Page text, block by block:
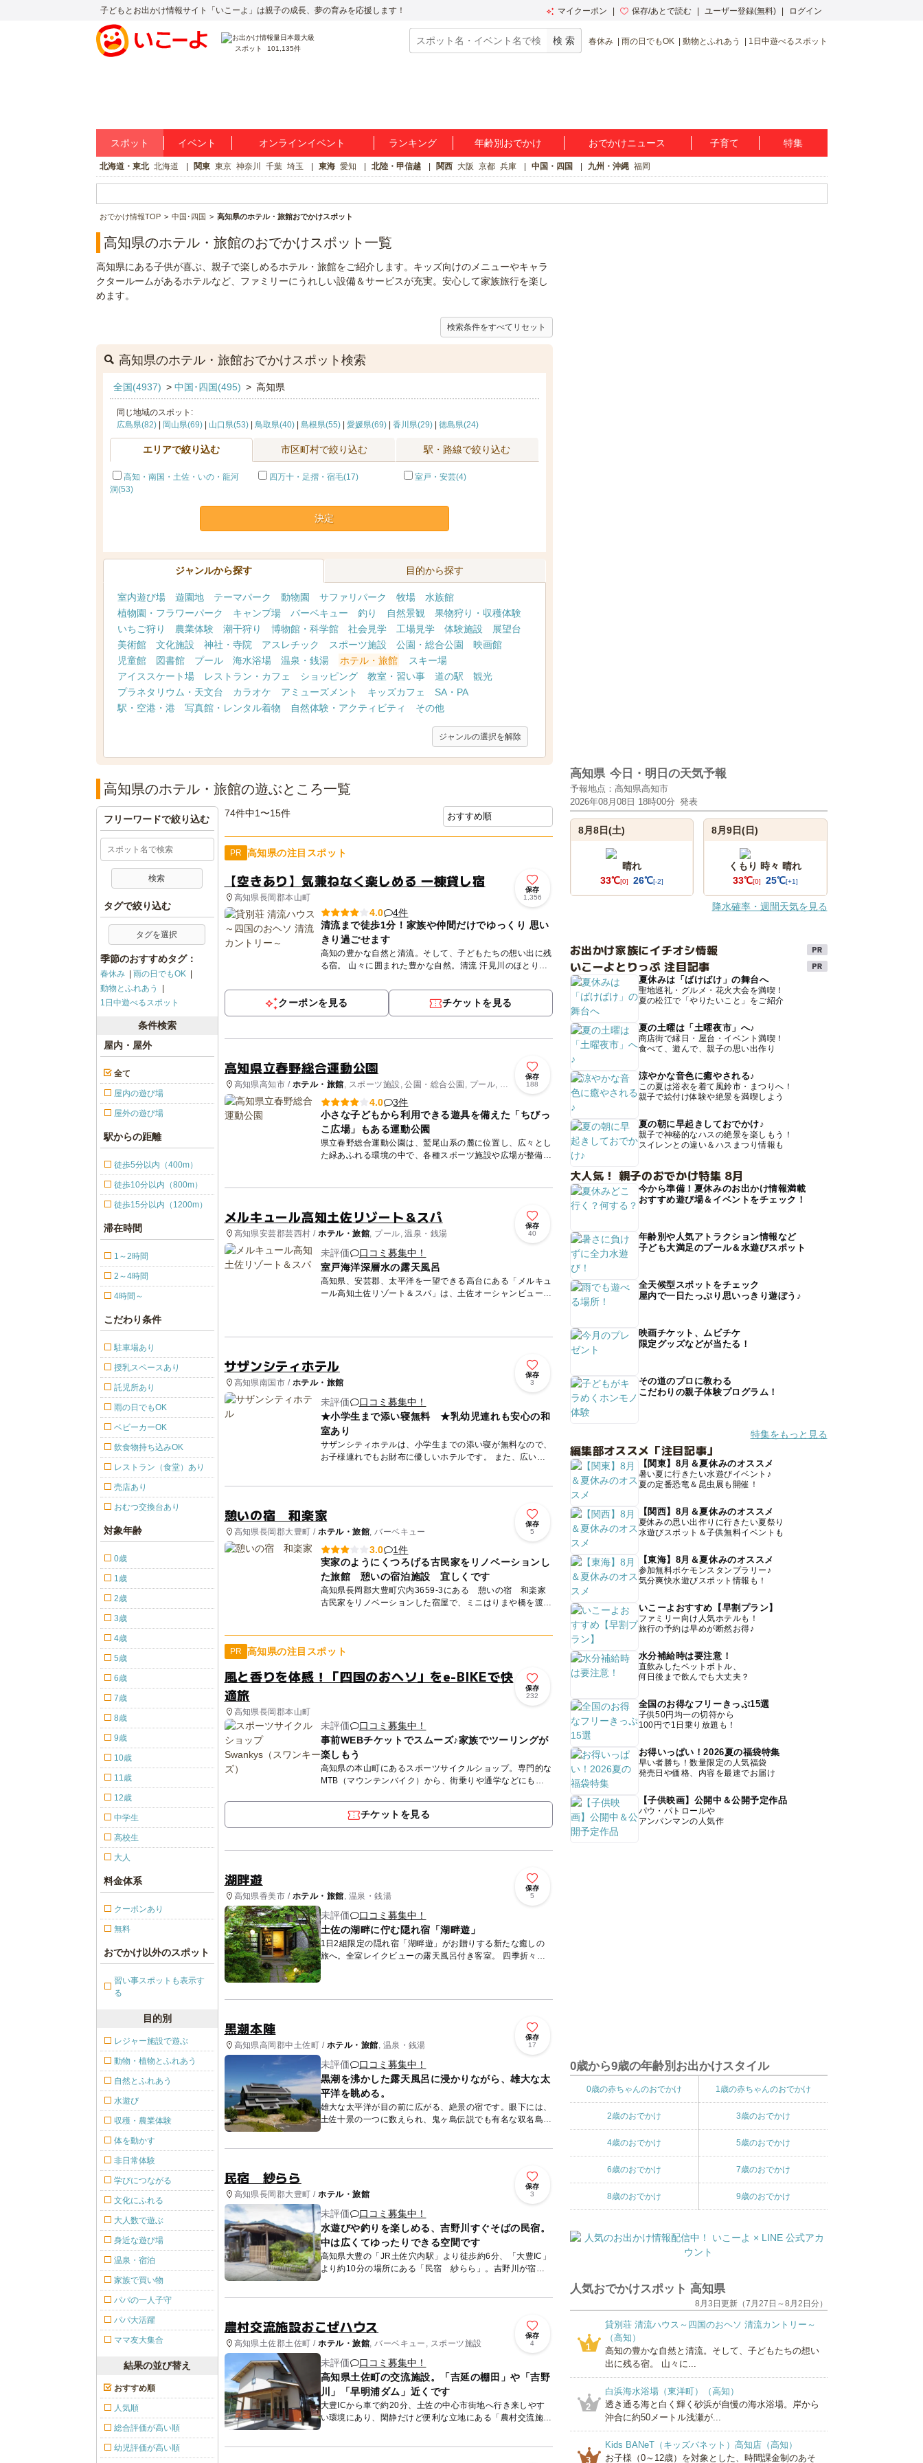
子どもとお出かけ情報サイト「いこーよ」は親子の成長、夢の育みを応援します！ マイクーポン 保存/あとで読む ユーザー登録(無料) ログイン
スポット 101,135件
春休み 雨の日でもOK 動物とふれあう 1日中遊べるスポット
スポット イベント オンラインイベント ランキング 年齢別おでかけ おでかけニュース 子育て 特集
北海道・東北 北海道 関東 東京 神奈川 千葉 埼玉 東海 愛知 北陸・甲信越 関西 大阪 京都 兵庫 中国・四国 九州・沖縄 福岡
おでかけ情報TOP 中国･四国 高知県のホテル・旅館おでかけスポット
高知県のホテル・旅館のおでかけスポット一覧
高知県にある子供が喜ぶ、親子で楽しめるホテル・旅館をご紹介します。キッズ向けのメニューやキャラ
クタールームがあるホテルなど、ファミリーにうれしい設備＆サービスが充実。安心して家族旅行を楽し
めます。
検索条件をすべてリセット
高知県のホテル・旅館おでかけスポット検索
全国(4937) > 中国･四国(495) > 高知県
同じ地域のスポット:
広島県(82)| 岡山県(69)| 山口県(53)| 鳥取県(40)| 島根県(55)| 愛媛県(69)| 香川県(29)| 徳島県(24)
エリアで絞り込む 市区町村で絞り込む 駅・路線で絞り込む
高知・南国・土佐・いの・龍河
洞(53)
四万十・足摺・宿毛(17) 室戸・安芸(4)
決定
ジャンルから探す 目的から探す
室内遊び場 遊園地 テーマパーク 動物園 サファリパーク 牧場
水族館
植物園・フラワーパーク
キャンプ場 バーベキュー 釣り 自然景観
果物狩り・収穫体験
いちご狩り
農業体験 潮干狩り 博物館・科学館 社会見学 工場見学 体験施設
展望台
美術館
文化施設 神社・寺院 アスレチック スポーツ施設 公園・総合公園
映画館
児童館
図書館 プール 海水浴場 温泉・銭湯 ホテル・旅館
スキー場
アイススケート場
レストラン・カフェ ショッピング 教室・習い事 道の駅
観光
プラネタリウム・天文台
カラオケ アミューズメント キッズカフェ
SA・PA
駅・空港・港
写真館・レンタル着物 自然体験・アクティビティ その他
ジャンルの選択を解除
高知県のホテル・旅館の遊ぶところ一覧
74件中1〜15件
PR 高知県の注目スポット
【空きあり】気兼ねなく楽しめる 一棟貸し宿
高知県長岡郡本山町
保存
1,356
4.0
4件
清流まで徒歩1分！家族や仲間だけでゆっくり 思い
きり過ごせます
高知の豊かな自然と清流。そして、子どもたちの想い出に残
る宿。 山々に囲まれた豊かな自然。清流 汗見川のほとり。
つな...
クーポンを見る チケットを見る
高知県立春野総合運動公園
高知県高知市 / ホテル・旅館 , スポーツ施設, 公園・総合公園, プール, 教
室・習い事
保存
188
4.0
3件
小さな子どもから利用できる遊具を備えた「ちびっ
こ広場」もある運動公園
県立春野総合運動公園は、鷲尾山系の麓に位置し、広々とし
た緑あふれる環境の中で、各種スポーツ施設や広場が整備さ
メルキュール高知土佐リゾート＆スパ
高知県安芸郡芸西村 /ホテル・旅館 , プール, 温泉・銭湯
保存
40
未評価
口コミ募集中！
室戸海洋深層水の露天風呂
高知県、安芸郡、太平洋を一望できる高台にある「メルキュ
ール高知土佐リゾート＆スパ」は、土佐オーシャンビューリ
サザンシティホテル
高知県南国市 / ホテル・旅館
保存
3
未評価
口コミ募集中！
★小学生まで添い寝無料 ★乳幼児連れも安心の和
室あり
サザンシティホテルは、小学生までの添い寝が無料なので、
お子様連れでもお財布に優しいホテルです。 また、広い和
憩いの宿 和楽家
高知県長岡郡大豊町 /ホテル・旅館 , バーベキュー
保存
5
3.0
1件
実家のようにくつろげる古民家をリノベーションし
た旅館 憩いの宿泊施設 宜しくです
高知県長岡郡大豊町穴内3659-3にある 憩いの宿 和楽家
古民家をリノベーションした宿屋で、ミニはりまや橋を渡っ
PR 高知県の注目スポット
風と香りを体感！「四国のおヘソ」をe-BIKEで快
適旅
高知県長岡郡本山町
保存
232
未評価
口コミ募集中！
事前WEBチケットでスムーズ♪家族でツーリングが
楽しもう
高知県の本山町にあるスポーツサイクルショップ。専門的な
MTB（マウンテンバイク）から、街乗りや通学などにも人
チケットを見る
湖畔遊
高知県香美市 / ホテル・旅館 , 温泉・銭湯
保存
5
未評価
口コミ募集中！
土佐の湖畔に佇む隠れ宿「湖畔遊」
1日2組限定の隠れ宿「湖畔遊」がお贈りする新たな癒しの
旅へ。全室レイクビューの露天風呂付き客室。 四季折々に
表情を変える土佐の湖畔を望み、ミネラル豊富な自家源泉を
かけ流...
黒潮本陣
高知県高岡郡中土佐町 / ホテル・旅館 , 温泉・銭湯
保存
17
未評価
口コミ募集中！
黒潮を沸かした露天風呂に浸かりながら、雄大な太
平洋を眺める。
雄大な太平洋が目の前に広がる、絶景の宿です。眼下には、
土佐十景の一つに数えられ、鬼ヶ島伝説でも有名な双名島も
一望できます。全客室から太平洋が見えます。露天風呂や館
民宿 紗らら
高知県長岡郡大豊町 /ホテル・旅館
保存
3
未評価
口コミ募集中！
水遊びや釣りを楽しめる、吉野川すぐそばの民宿。
中は広くてゆったりできる空間です
高知県大豊の「JR土佐穴内駅」より徒歩約6分、「大豊IC」
より約10分の場所にある「民宿 紗らら」。吉野川が宿の
近くにあり、まるでプライベートリバーのように川遊びを楽
農村交流施設おこぜハウス
高知県土佐郡土佐町 /ホテル・旅館 , バーベキュー, スポーツ施設
保存
4
未評価
口コミ募集中！
高知県土佐町の交流施設。「吉延の棚田」や「吉野
川」「早明浦ダム」近くです
大豊ICから車で約20分、土佐の中心市街地へ行き来しやす
い環境にあり、閑静だけど便利な立地にある「農村交流施設
おこぜハウス」。都市と農村の交流などを目的とした施設で
フリーワードで絞り込む
タグで絞り込む
タグを選択
季節のおすすめタグ：
春休み
雨の日でもOK
動物とふれあう
1日中遊べるスポット
条件検索
屋内・屋外
全て
屋内の遊び場
屋外の遊び場
駅からの距離
徒歩5分以内（400m）
徒歩10分以内（800m）
徒歩15分以内（1200m）
滞在時間
1～2時間
2～4時間
4時間～
こだわり条件
駐車場あり
授乳スペースあり
託児所あり
雨の日でもOK
ベビーカーOK
飲食物持ち込みOK
レストラン（食堂）あり
売店あり
おむつ交換台あり
対象年齢
0歳
1歳
2歳
3歳
4歳
5歳
6歳
7歳
8歳
9歳
10歳
11歳
12歳
中学生
高校生
大人
料金体系
クーポンあり
無料
おでかけ以外のスポット
習い事スポットも表示す
る
目的別
レジャー施設で遊ぶ
動物・植物とふれあう
自然とふれあう
水遊び
収穫・農業体験
体を動かす
非日常体験
学びにつながる
文化にふれる
大人数で遊ぶ
身近な遊び場
温泉・宿泊
家族で買い物
パパの一人子守
パパ大活躍
ママ友大集合
結果の並び替え
おすすめ順
人気順
総合評価が高い順
幼児評価が高い順
高知県 今日・明日の天気予報
予報地点：高知県高知市
2026年08月08日 18時00分 発表
8月8日(土)
晴れ
33℃[0] 26℃[-2]
8月9日(日)
くもり 時々 晴れ
33℃[0] 25℃[+1]
降水確率・週間天気を見る
お出かけ家族にイチオシ情報
いこーよとりっぷ 注目記事
夏休みは「ばけばけ」の舞台へ
聖地巡礼・グルメ・花火大会を満喫！
夏の松江で「やりたいこと」をご紹介
夏の土曜は「土曜夜市」へ♪
商店街で縁日・屋台・イベント満喫！
食べて、遊んで、親子の思い出作り
涼やかな音色に癒やされる♪
この夏は浴衣を着て風鈴市・まつりへ！
親子で絵付け体験や絶景を満喫しよう
夏の朝に早起きしておでかけ♪
親子で神秘的なハスの絶景を楽しもう！
スイレンとの違い＆ハスまつり情報も
大人気！ 親子のおでかけ特集 8月
今から準備！夏休みのお出かけ情報満載
おすすめ遊び場＆イベントをチェック！
年齢別や人気アトラクション情報など
子ども大満足のプール＆水遊びスポット
全天候型スポットをチェック
屋内で一日たっぷり思いっきり遊ぼう♪
映画チケット、ムビチケ
限定グッズなどが当たる！
その道のプロに教わる
こだわりの親子体験プログラム！
特集をもっと見る
編集部オススメ「注目記事」
【関東】8月＆夏休みのオススメ
暑い夏に行きたい水遊びイベント♪
夏の定番恐竜＆昆虫展も開催！
【関西】8月＆夏休みのオススメ
夏休みの思い出作りに行きたい夏祭り
水遊びスポット＆子供無料イベントも
【東海】8月＆夏休みのオススメ
参加無料ポケモンスタンプラリー♪
気分爽快水遊びスポット情報も！
いこーよおすすめ【早割プラン】
ファミリー向け人気ホテルも！
旅行の予約は早めが断然お得♪
水分補給時は要注意！
直飲みしたペットボトル、
何日後まで飲んでも大丈夫？
全国のお得なフリーきっぷ15選
子供50円均一の切符から
100円で1日乗り放題も！
お得いっぱい！2026夏の福袋特集
早い者勝ち！数量限定の人気福袋
発売日や価格、内容を最速でお届け
【子供映画】公開中＆公開予定作品
パウ・パトロールや
アンパンマンの人気作
0歳から9歳の年齢別お出かけスタイル
0歳の赤ちゃんのおでかけ 1歳の赤ちゃんのおでかけ
2歳のおでかけ 3歳のおでかけ
4歳のおでかけ 5歳のおでかけ
6歳のおでかけ 7歳のおでかけ
8歳のおでかけ 9歳のおでかけ
人気おでかけスポット 高知県
8月3日更新（7月27日～8月2日分）
1
貸別荘 清流ハウス～四国のおヘソ 清流カントリー～
（高知）
高知の豊かな自然と清流。そして、子どもたちの想い
出に残る宿。 山々に...
2
白浜海水浴場（東洋町）（高知）
透き通る海と白く輝く砂浜が自慢の海水浴場。岸から
沖合に約50メートル浅瀬が...
3
Kids BANeT（キッズバネット）高知店（高知）
お子様（0～12歳）を対象とした、時間課金制のあそ